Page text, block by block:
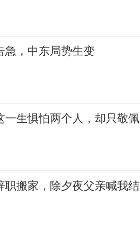
急，中东局势生变
生惧怕两个人，却只敬佩
搬家，除夕夜父亲喊我结